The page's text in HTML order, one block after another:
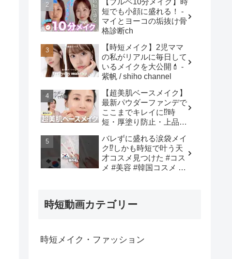
恵 / Megumi Kanzaki
【ブルベ10分メイク】時
短でも小顔に盛れる！ -
マイとヨーコの垢抜け骨
格診断ch
【時短メイク】2児ママ
の私がリアルに毎日して
いるメイクを大公開💄 -
紫帆 / shiho channel
【超美肌ベースメイク】
最新パウダーファンデで
ここまでキレイに⁉️時
短・厚塗り防止・上品仕
かおり直伝！おすすめア
イテム✕プロの“失敗しな
い塗り方”を徹底解説💡 -
長井かおり | おしゃべり
バレずに盛れる涙袋メイ
ク⁉︎しかも時短で叶う天
才コスメ見つけた #コス
メ #美容 #韓国コスメ #
時短動画カテゴリー
時短メイク・ファッション